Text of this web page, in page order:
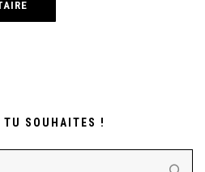
TU SOUHAITES !